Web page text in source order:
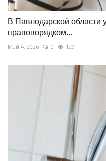
В Павлодарской области
правопорядком...
Май 4, 2026 0 129